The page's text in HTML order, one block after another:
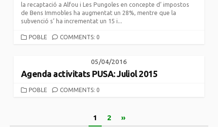
la recaptació a Alfou i Les Pungoles en concepte d’ impostos
de Bens Immobles ha augmentat un 28%, mentre que la
subvenció s’ ha incrementat un 15 i...
CATEGORIES
POBLE COMMENTS: 0
05/04/2016
Agenda activitats PUSA: Juliol 2015
CATEGORIES
POBLE COMMENTS: 0
1 2 »